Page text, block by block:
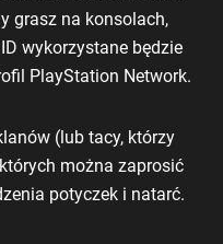
grasz na konsolach,
wykorzystane będzie
PlayStation Network.
(lub tacy, którzy
można zaprosić
potyczek i natarć.